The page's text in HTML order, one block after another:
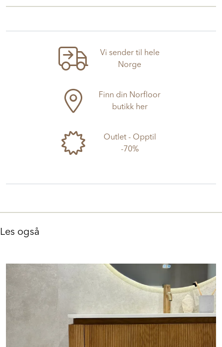
Vi sender til hele
Norge
Finn din Norfloor
butikk her
Outlet - Opptil
-70%
Les også